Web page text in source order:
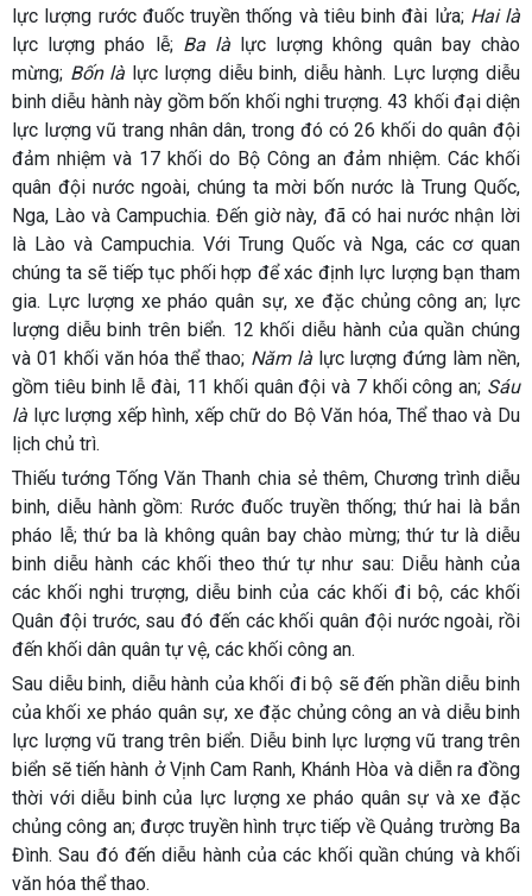
lực lượng rước đuốc truyền thống và tiêu binh đài lửa; Hai là
lực lượng pháo lễ; Ba làlực lượng không quân bay chào
mừng; Bốn là lực lượng diễu binh, diễu hành. Lực lượng diễu
binh diễu hành này gồm bốn khối nghi trượng. 43 khối đại diện
lực lượng vũ trang nhân dân, trong đó có 26 khối do quân đội
đảm nhiệm và 17 khối do Bộ Công an đảm nhiệm. Các khối
quân đội nước ngoài, chúng ta mời bốn nước là Trung Quốc,
Nga, Lào và Campuchia. Đến giờ này, đã có hai nước nhận lời
là Lào và Campuchia. Với Trung Quốc và Nga, các cơ quan
chúng ta sẽ tiếp tục phối hợp để xác định lực lượng bạn tham
gia. Lực lượng xe pháo quân sự, xe đặc chủng công an; lực
lượng diễu binh trên biển. 12 khối diễu hành của quần chúng
và 01 khối văn hóa thể thao; Năm làlực lượng đứng làm nền,
gồm tiêu binh lễ đài, 11 khối quân đội và 7 khối công an; Sáu
là lực lượng xếp hình, xếp chữ do Bộ Văn hóa, Thể thao và Du
lịch chủ trì.
Thiếu tướng Tống Văn Thanh chia sẻ thêm, Chương trình diễu
binh, diễu hành gồm: Rước đuốc truyền thống; thứ hai là bắn
pháo lễ; thứ ba là không quân bay chào mừng; thứ tư là diễu
binh diễu hành các khối theo thứ tự như sau: Diễu hành của
các khối nghi trượng, diễu binh của các khối đi bộ, các khối
Quân đội trước, sau đó đến các khối quân đội nước ngoài, rồi
đến khối dân quân tự vệ, các khối công an.
Sau diễu binh, diễu hành của khối đi bộ sẽ đến phần diễu binh
của khối xe pháo quân sự, xe đặc chủng công an và diễu binh
lực lượng vũ trang trên biển. Diễu binh lực lượng vũ trang trên
biển sẽ tiến hành ở Vịnh Cam Ranh, Khánh Hòa và diễn ra đồng
thời với diễu binh của lực lượng xe pháo quân sự và xe đặc
chủng công an; được truyền hình trực tiếp về Quảng trường Ba
Đình. Sau đó đến diễu hành của các khối quần chúng và khối
văn hóa thể thao.